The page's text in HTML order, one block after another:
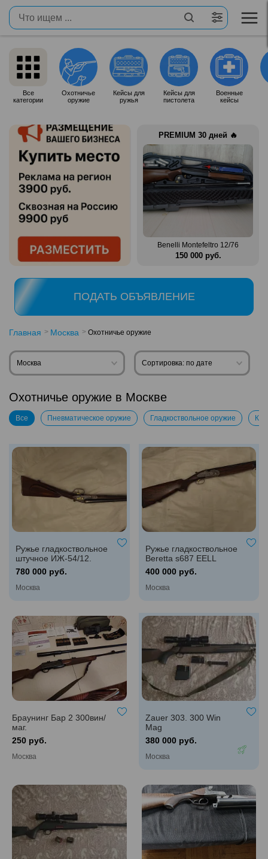
Все
категории
Охотничье
оружие
Кейсы для
ружья
Кейсы для
пистолета
Военные
кейсы
PREMIUM 30 дней 🔥
Продам итальянское ружье
Silma M70
80 000 руб.
Benelli Montefeltro 12/76
150 000 руб.
ПОДАТЬ ОБЪЯВЛЕНИЕ
Главная Москва Охотничье оружие
Москва Сортировка: по дате
Охотничье оружие в Москве
Все Пневматическое оружие Гладкоствольное оружие
Ружье гладкоствольное
штучное ИЖ-54/12.
Клеймо мастера
Лекомцев А. № x0001.
Выпуск 1958 г.
780 000 руб.
Москва
Ружье гладкоствольное
Beretta s687 EELL
Diamond Pigeon 12/76
400 000 руб.
Москва
Браунинг Бар 2 300вин/
маг.
250 руб.
Москва
Zauer 303. 300 Win
Mag
380 000 руб.
Москва